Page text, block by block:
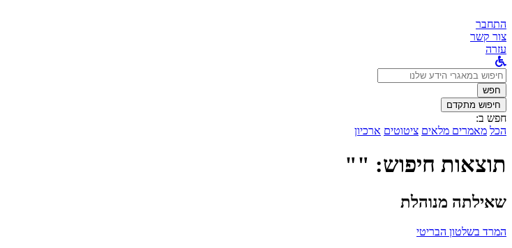
התחבר
צור קשר
עזרה
לחפש
ב:חפש
חיפוש מתקדם
חפש ב:
הכל מאמרים מלאים ציטוטים ארכיון
תוצאות חיפוש: ""
שאילתה מנוהלת
המרד בשלטון הבריטי